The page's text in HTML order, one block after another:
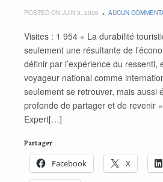
POSTED ON JUIN 3, 2026 AUCUN
Visites : 1 954 « La durabilité
seulement une résultante de
définir par l’expérience du ressenti,
voyageur national comme
seulement se retrouver, mais aussi
profonde de partager et de revenir
Expert[…]
Partager :
Facebook X